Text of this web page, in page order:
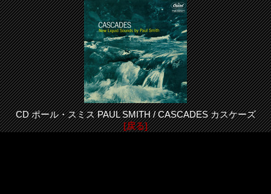
CD ポール・スミス PAUL SMITH / CASCADES カスケーズ
[戻る]